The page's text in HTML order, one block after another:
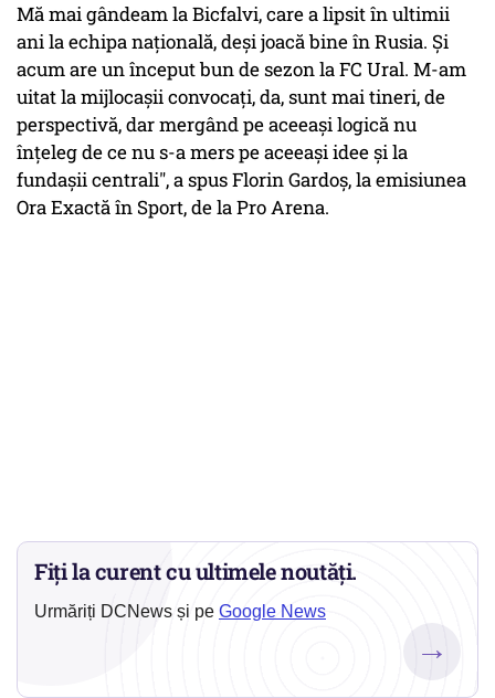
Mă mai gândeam la Bicfalvi, care a lipsit în ultimii
ani la echipa națională, deși joacă bine în Rusia. Și
acum are un început bun de sezon la FC Ural. M-am
uitat la mijlocașii convocați, da, sunt mai tineri, de
perspectivă, dar mergând pe aceeași logică nu
înțeleg de ce nu s-a mers pe aceeași idee și la
fundașii centrali", a spus Florin Gardoș, la emisiunea
Ora Exactă în Sport, de la Pro Arena.
Fiți la curent cu ultimele noutăți.
Urmăriți DCNews și pe Google News
→